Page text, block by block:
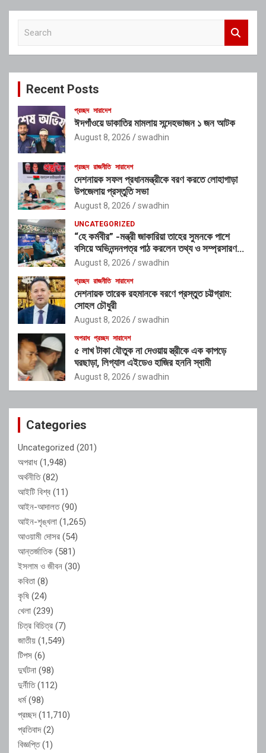
c
Recent Posts
প্রচ্ছদ সারাদেশ
ঈদগাঁওয়ে ডাকাতির মামলায় সন্দেহভাজন ১ জন আটক
August 8, 2026 swadhin
প্রচ্ছদ রাজনীতি সারাদেশ
দেশনায়ক সফল প্রধানমন্ত্রীকে বরণ করতে লোহাগাড়া
উপজেলায় প্রস্তুতি সভা
August 8, 2026 swadhin
UNCATEGORIZED
“হে কর্মবীর” -মন্ত্রী জাকারিয়া তাহের সুমনকে পাশে
বসিয়ে অভিনন্দনপত্র পাঠ করলেন তথ্য ও সম্প্রসারণ
মন্ত্রণালয়ের ভারপ্রাপ্ত সচিব শাহ আলম
August 8, 2026 swadhin
প্রচ্ছদ রাজনীতি সারাদেশ
দেশনায়ক তারেক রহমানকে বরণে প্রস্তুত চট্টগ্রাম:
সোহল চৌধুরী
August 8, 2026 swadhin
অপরাধ প্রচ্ছদ সারাদেশ
৫ লাখ টাকা যৌতুক না দেওয়ায় স্ত্রীকে এক কাপড়ে
ঘরছাড়া, লিগ্যাল এইডেও হাজির হননি স্বামী
August 8, 2026 swadhin
Categories
Uncategorized (201)
অপরাধ (1,948)
অর্থনীতি(82)
আইটি বিশ্ব (11)
আইন-আদালত(90)
আইন-শৃঙ্খলা (1,265)
আওয়ামী দোসর (54)
আন্তর্জাতিক (581)
ইসলাম ও জীবন (30)
কবিতা (8)
কৃষি (24)
খেলা (239)
চিত্র বিচিত্র (7)
জাতীয় (1,549)
টিপস (6)
দুর্ঘটনা (98)
দুর্নীতি(112)
ধর্ম(98)
প্রচ্ছদ(11,710)
প্রতিবাদ(2)
বিজ্ঞপ্তি(1)